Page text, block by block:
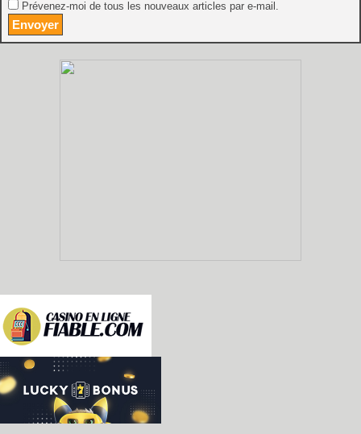
Prévenez-moi de tous les nouveaux articles par e-mail.